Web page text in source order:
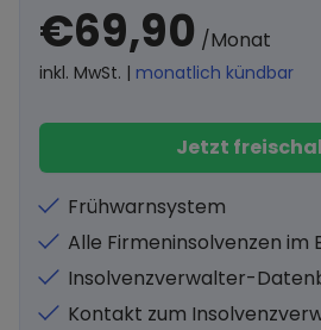
€69,90 /Monat
inkl. MwSt. | monatlich kündbar
Jetzt
Frühwarnsystem
Alle Firmeninsolvenzen im
Insolvenzverwalter-
Kontakt zum